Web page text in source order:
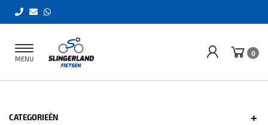
Toggle
navigation
MENU
0
CATEGORIEËN +